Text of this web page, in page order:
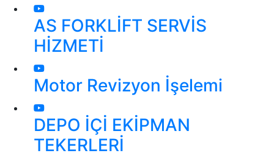
AS FORKLİFT SERVİS
HİZMETİ
Motor Revizyon İşelemi
DEPO İÇİ EKİPMAN
TEKERLERİ